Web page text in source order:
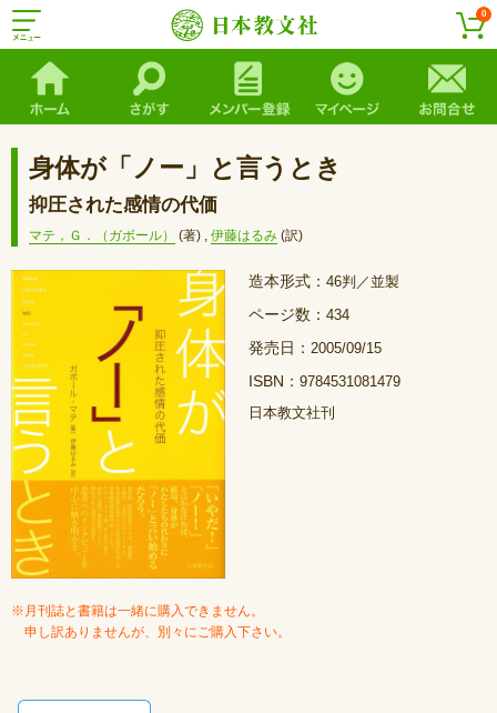
0
身体が「ノー」と言うとき
抑圧された感情の代価
マテ，Ｇ．（ガボール） (著) , 伊藤はるみ (訳)
造本形式： 46判／並製
ページ数： 434
発売日： 2005/09/15
ISBN： 9784531081479
日本教文社刊
※月刊誌と書籍は一緒に購入できません。
申し訳ありませんが、別々にご購入下さい。